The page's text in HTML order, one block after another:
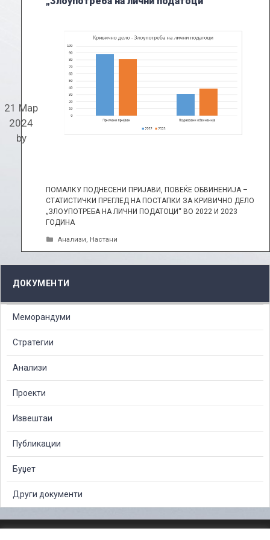
21 Мар
2024
by
ПОМАЛКУ ПОДНЕСЕНИ ПРИЈАВИ, ПОВЕЌЕ ОБВИНЕНИЈА –
СТАТИСТИЧКИ ПРЕГЛЕД НА ПОСТАПКИ ЗА КРИВИЧНО ДЕЛО
„ЗЛОУПОТРЕБА НА ЛИЧНИ ПОДАТОЦИ“ ВО 2022 И 2023
ГОДИНА
Categories
Анализи, Настани
ДОКУМЕНТИ
Меморандуми
Стратегии
Анализи
Проекти
Извештаи
Публикации
Буџет
Други документи